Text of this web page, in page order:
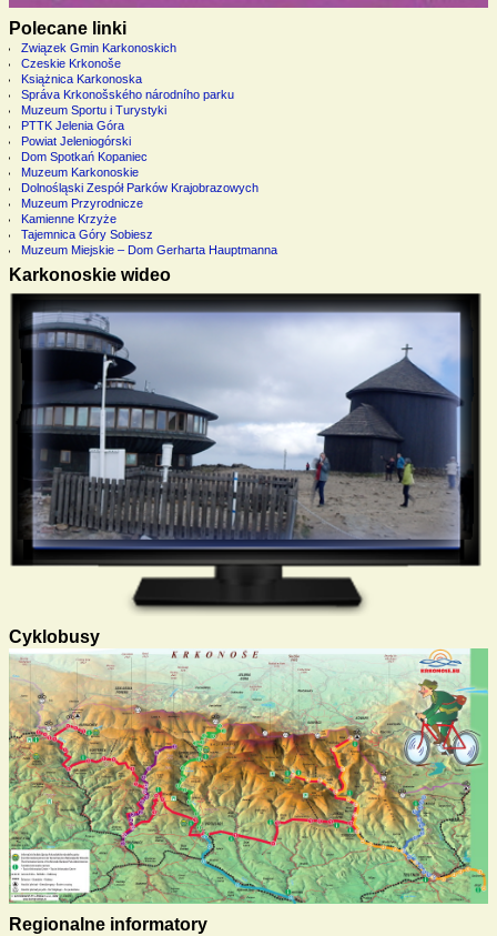
Polecane linki
Związek Gmin Karkonoskich
Czeskie Krkonoše
Książnica Karkonoska
Správa Krkonošského národního parku
Muzeum Sportu i Turystyki
PTTK Jelenia Góra
Powiat Jeleniogórski
Dom Spotkań Kopaniec
Muzeum Karkonoskie
Dolnośląski Zespół Parków Krajobrazowych
Muzeum Przyrodnicze
Kamienne Krzyże
Tajemnica Góry Sobiesz
Muzeum Miejskie – Dom Gerharta Hauptmanna
Karkonoskie wideo
Cyklobusy
Regionalne informatory